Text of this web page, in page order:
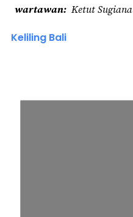
wartawan Ketut Sugiana
Keliling Bali